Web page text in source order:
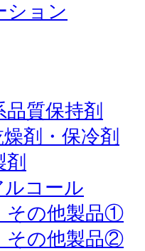
ション
質保持剤
剤・保冷剤
ルコール
その他製品①
その他製品②